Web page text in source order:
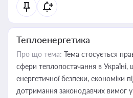
Теплоенергетика
Про що тема: Тема стосується
сфери теплопостачання в
енергетичної безпеки, економіки
дотримання законодавчих вимог